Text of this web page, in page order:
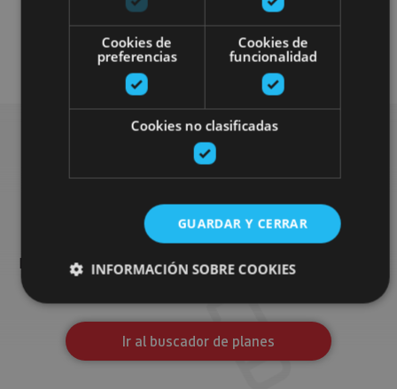
Localidades Visitas guiadas
Monasterios
Busca más planes
Encuentra planes y sugerencias para completar tu viaje en
Navarra: actividades organizadas, visitas y los eventos más
Ir al buscador de planes
Cookies de
preferencias
Cookies de
funcionalidad
Cookies no clasificadas
GUARDAR Y CERRAR
INFORMACIÓN SOBRE COOKIES
Cookies estrictamente necesarias
Cookies de rendimiento